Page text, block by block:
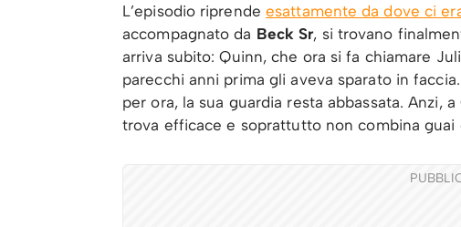
L’episodio riprende esattamente da dove ci
accompagnato da Beck Sr, si trovano
arriva subito: Quinn, che ora si fa chiamare
parecchi anni prima gli aveva sparato in
per ora, la sua guardia resta abbassata. Anzi,
trova efficace e soprattutto non combina guai